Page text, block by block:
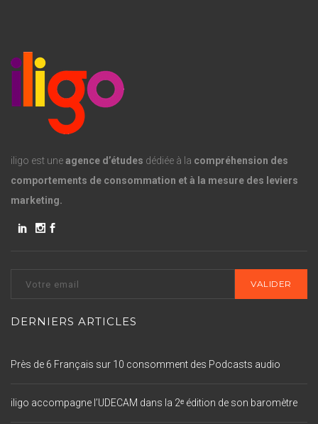
iligo est uneagence d’études dédiée à la compréhension des
comportements de consommation et à la mesure des leviers
marketing.
DERNIERS ARTICLES
Près de 6 Français sur 10 consomment des Podcasts audio
iligo accompagne l’UDECAM dans la 2ᵉ édition de son baromètre